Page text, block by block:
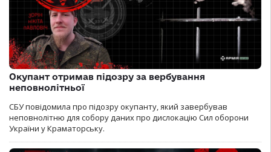
Окупант отримав підозру за вербування
неповнолітньої
СБУ повідомила про підозру окупанту, який завербував
неповнолітню для собору даних про дислокацію Сил оборони
України у Краматорську.